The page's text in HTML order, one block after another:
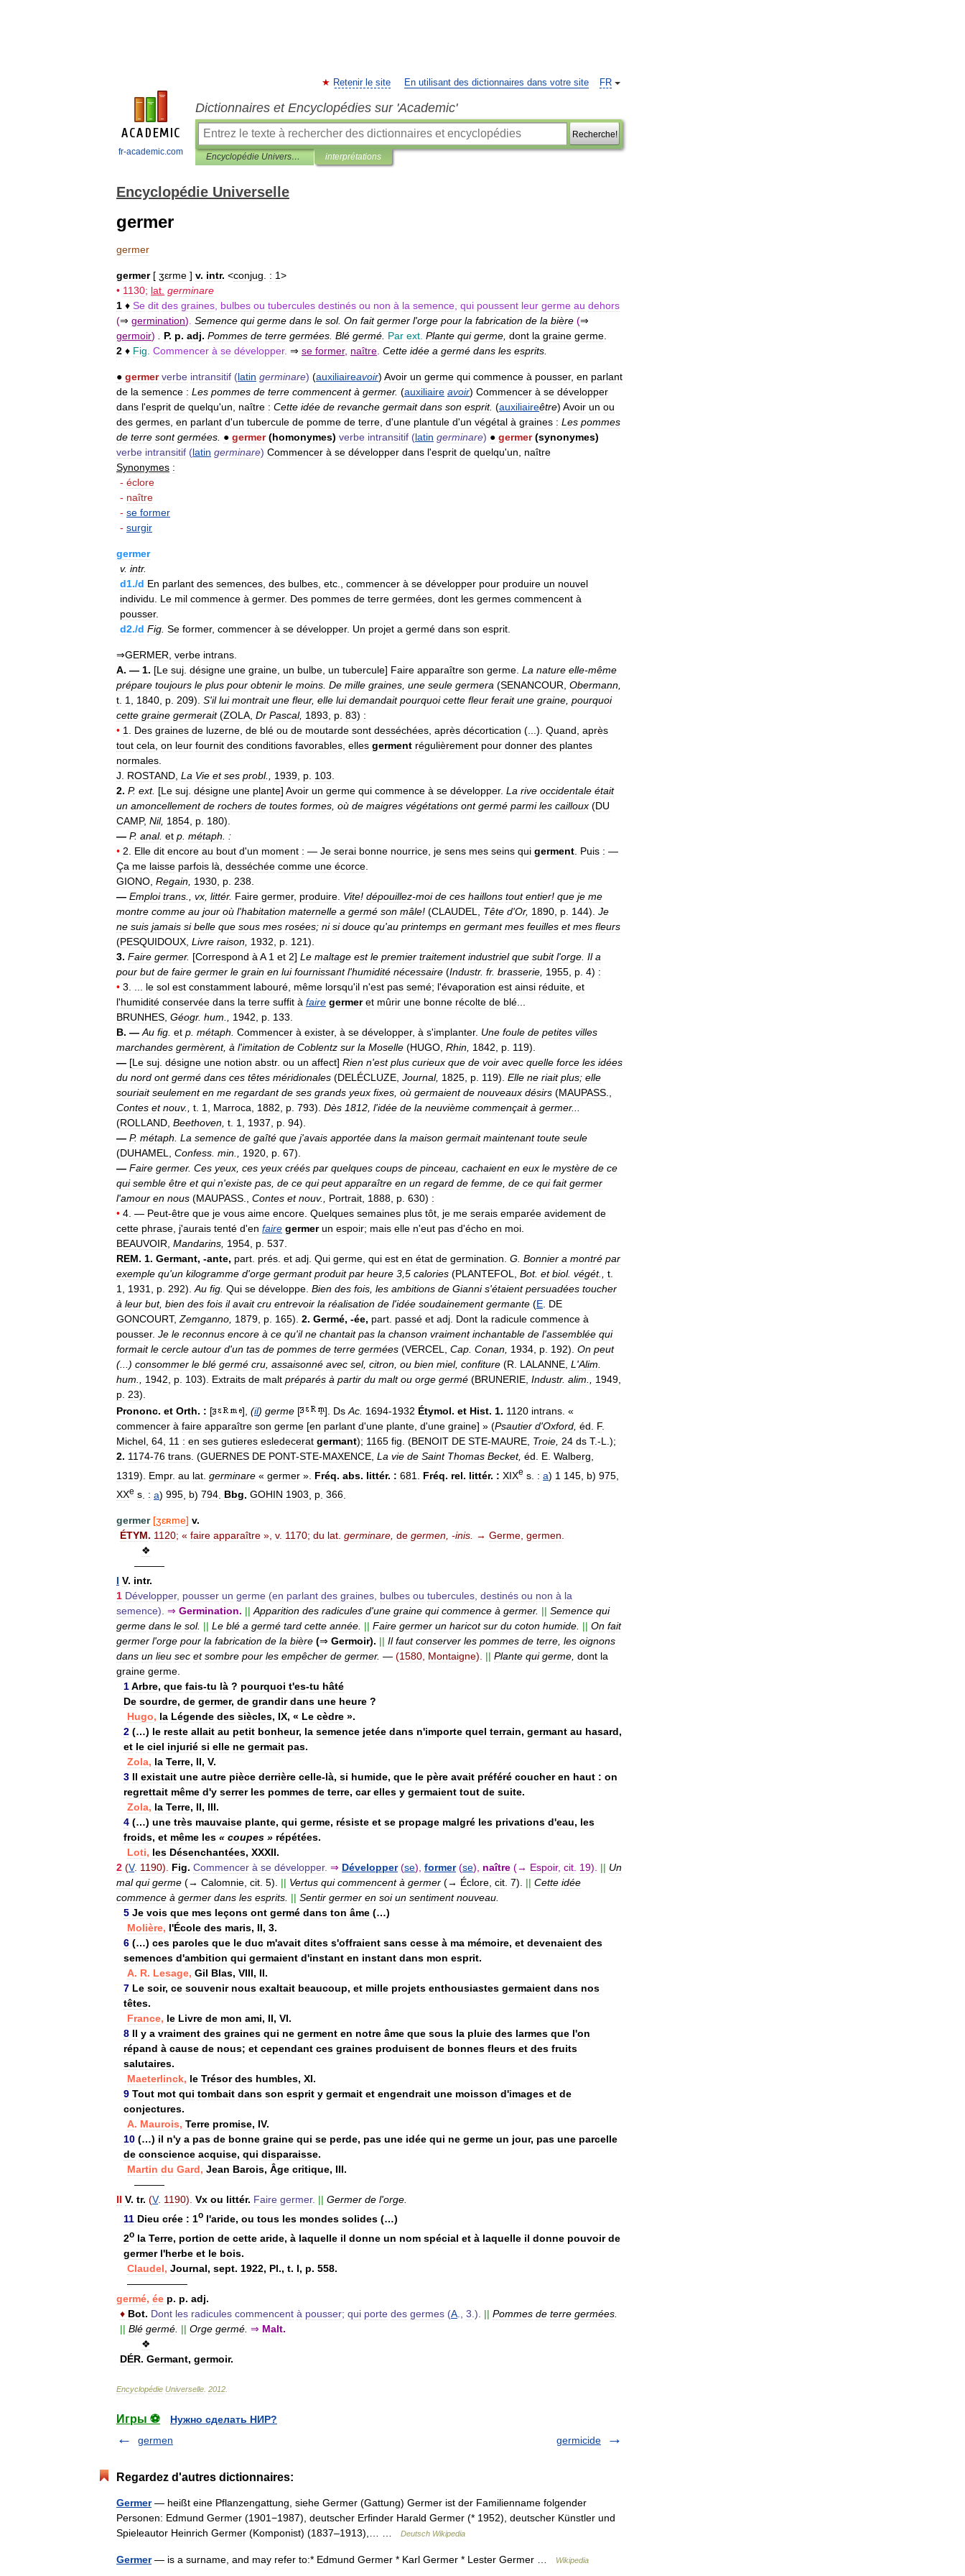
fr-academic.com
FR
Retenir le site En utilisant des dictionnaires dans votre site
Dictionnaires et Encyclopédies sur 'Academic'
Recherche!
Encyclopédie Universelle interprétations
Encyclopédie Universelle
germer
germer
germer[ ʒɛrme ] v. intr. <conjug : 1>
• 1130; lat germinare
1 ♦ Se dit des graines bulbes ou tubercules destinés ou non à la semence qui poussent leur germe au dehors
(⇒ germination) Semence qui germe dans le sol. On fait germer l'orge pour la fabrication de la bière (⇒
germoir) P. p. adj. Pommes de terre germées Blé germé Par ext Plante qui germe dont la graine germe
2 ♦ Fig Commencer à se développer. ⇒ se former, naître Cette idée a germé dans les esprits
● germer verbe intransitif (latin germinare) (auxiliaireavoir) Avoir un germe qui commence à pousser, en parlant
de la semence : Les pommes de terre commencent à germer. (auxiliaire avoir) Commencer à se développer
dans l'esprit de quelqu'un naître : Cette idée de revanche germait dans son esprit. (auxiliaireêtre) Avoir un ou
des germes en parlant d'un tubercule de pomme de terre d'une plantule d'un végétal à graines : Les pommes
de terre sont germées ● germer(homonymes) verbe intransitif (latin germinare) ● germer(synonymes)
verbe intransitif (latin germinare) Commencer à se développer dans l'esprit de quelqu'un
naître
Synonymes :
- éclore
- naître
- se former
- surgir
germer
v. intr.
d1./d En parlant des semences des bulbes etc commencer à se développer pour produire un nouvel
individu
Le mil commence à germer. Des pommes de terre germées dont les germes commencent à
pousser.
d2./d Fig Se former, commencer à se développer. Un projet a germé dans son esprit
⇒GERMER verbe intrans
A. — 1. [Le suj désigne une graine un bulbe un tubercule] Faire apparaître son germe La nature elle-même
prépare toujours le plus pour obtenir le moins De mille graines une seule germera (SENANCOUR Obermann
t 1 1840 p 209). S'il lui montrait une fleur, elle lui demandait pourquoi cette fleur ferait une graine pourquoi
cette graine germerait (ZOLA Dr Pascal, 1893 p 83) :
• 1 Des graines de luzerne de blé ou de moutarde sont desséchées après décortication (...). Quand après
tout cela on leur fournit des conditions favorables elles germent régulièrement pour donner des plantes
normales
J
ROSTAND La Vie et ses probl., 1939 p 103
2. P. ext. [Le suj désigne une plante] Avoir un germe qui commence à se développer. La rive occidentale était
un amoncellement de rochers de toutes formes où de maigres végétations ont germé parmi les cailloux (DU
CAMP, Nil, 1854 p 180).
— P. anal. et p métaph
:
• 2 Elle dit encore au bout d'un moment : — Je serai bonne nourrice je sens mes seins qui germent Puis : —
Ça me laisse parfois là desséchée comme une écorce
GIONO Regain 1930 p 238
— Emploi trans vx littér. Faire germer, produire Vite! dépouillez-moi de ces haillons tout entier! que je me
montre comme au jour où l'habitation maternelle a germé son mâle! (CLAUDEL Tête d'Or, 1890 p 144). Je
ne suis jamais si belle que sous mes rosées; ni si douce qu'au printemps en germant mes feuilles et mes fleurs
(PESQUIDOUX Livre raison 1932 p 121).
3. Faire germer. [Correspond à A 1 et 2] Le maltage est le premier traitement industriel que subit l'orge Il a
pour but de faire germer le grain en lui fournissant l'humidité nécessaire (Industr. fr. brasserie 1955 p 4) :
• 3 le sol est constamment labouré même lorsqu'il n'est pas semé; l'évaporation est ainsi réduite et
l'humidité conservée dans la terre suffit à faire germer et mûrir une bonne récolte de blé
BRUNHES Géogr. hum 1942 p 133
B. — Au fig et p métaph Commencer à exister, à se développer, à s'implanter. Une foule de petites villes
marchandes germèrent, à l'imitation de Coblentz sur la Moselle (HUGO Rhin 1842 p 119).
— [Le suj désigne une notion abstr. ou un affect] Rien n'est plus curieux que de voir avec quelle force les idées
du nord ont germé dans ces têtes méridionales (DELÉCLUZE Journal, 1825 p 119). Elle ne riait plus; elle
souriait seulement en me regardant de ses grands yeux fixes où germaient de nouveaux désirs (MAUPASS
Contes et nouv., t 1 Marroca 1882 p 793). Dès 1812 l'idée de la neuvième commençait à germer...
(ROLLAND Beethoven t 1 1937 p 94).
— P. métaph La semence de gaîté que j'avais apportée dans la maison germait maintenant toute seule
(DUHAMEL Confess min 1920 p 67).
— Faire germer. Ces yeux ces yeux créés par quelques coups de pinceau cachaient en eux le mystère de ce
qui semble être et qui n'existe pas de ce qui peut apparaître en un regard de femme de ce qui fait germer
l'amour en nous (MAUPASS Contes et nouv., Portrait 1888 p 630) :
• 4 . — Peut-être que je vous aime encore Quelques semaines plus tôt je me serais emparée avidement de
cette phrase j'aurais tenté d'en faire germer un espoir; mais elle n'eut pas d'écho en moi
BEAUVOIR Mandarins 1954 p 537
REM. 1. Germant, -ante, part prés et adj Qui germe qui est en état de germination G Bonnier a montré par
exemple qu'un kilogramme d'orge germant produit par heure 3 5 calories (PLANTEFOL Bot. et biol. végét., t
1
1931 p 292). Au fig Qui se développe Bien des fois les ambitions de Gianni s'étaient persuadées toucher
à leur but, bien des fois il avait cru entrevoir la réalisation de l'idée soudainement germante (E DE
GONCOURT, Zemganno 1879 p 165). 2. Germé, -ée, part passé et adj Dont la radicule commence à
pousser. Je le reconnus encore à ce qu'il ne chantait pas la chanson vraiment inchantable de l'assemblée qui
formait le cercle autour d'un tas de pommes de terre germées (VERCEL Cap Conan 1934 p 192). On peut
(...) consommer le blé germé cru assaisonné avec sel, citron ou bien miel, confiture (R LALANNE L 'Alim
hum
1942 p 103). Extraits de malt préparés à partir du malt ou orge germé (BRUNERIE Industr. alim 1949
p 23).
Prononc. et Orth. : [ ], (il) germe [ ]. Ds Ac 1694-1932 Étymol. et Hist. 1. 1120 intrans . «
commencer à faire apparaître son germe [en parlant d'une plante d'une graine] » (Psautier d'Oxford éd F.
Michel 64 11 : en ses gutieres esledecerat germant); 1165 fig . (BENOIT DE STE-MAURE Troie 24 ds T.-L .);
2. 1174-76 trans . (GUERNES DE PONT-STE-MAXENCE La vie de Saint Thomas Becket, éd E Walberg
1319). Empr. au lat germinare « germer ». Fréq. abs. littér. : 681 Fréq. rel. littér. : XIXe s : a) 1 145 b) 975
XXe s : a) 995 b) 794 Bbg. GOHIN 1903 p 366
germer [ʒɛʀme] v.
ÉTYM. 1120; « faire apparaître », v. 1170; du lat. germinare, de germen, -inis. → Germe, germen.
❖
———
I V. intr.
1 Développer, pousser un germe (en parlant des graines, bulbes ou tubercules, destinés ou non à la
semence). ⇒ Germination. || Apparition des radicules d'une graine qui commence à germer. || Semence qui
germe dans le sol. || Le blé a germé tard cette année. || Faire germer un haricot sur du coton humide. || On fait
germer l'orge pour la fabrication de la bière (⇒ Germoir). || Il faut conserver les pommes de terre, les oignons
dans un lieu sec et sombre pour les empêcher de germer. — (1580, Montaigne). || Plante qui germe, dont la
graine germe.
1Arbre, que fais-tu là ? pourquoi t'es-tu hâté
De sourdre, de germer, de grandir dans une heure ?
Hugo, la Légende des siècles, IX, « Le cèdre ».
2 (…) le reste allait au petit bonheur, la semence jetée dans n'importe quel terrain, germant au hasard,
et le ciel injurié si elle ne germait pas.
Zola, la Terre, II, V.
3 Il existait une autre pièce derrière celle-là, si humide, que le père avait préféré coucher en haut : on
regrettait même d'y serrer les pommes de terre, car elles y germaient tout de suite.
Zola, la Terre, II, III.
4 (…) une très mauvaise plante, qui germe, résiste et se propage malgré les privations d'eau, les
froids, et même les « coupes » répétées.
Loti, les Désenchantées, XXXII.
2 (V. 1190). Fig. Commencer à se développer. ⇒ Développer (se), former (se), naître (→ Espoir, cit. 19). || Un
mal qui germe (→ Calomnie, cit. 5). || Vertus qui commencent à germer (→ Éclore, cit. 7). || Cette idée
commence à germer dans les esprits. || Sentir germer en soi un sentiment nouveau.
5 Je vois que mes leçons ont germé dans ton âme (…)
Molière, l'École des maris, II, 3.
6 (…) ces paroles que le duc m'avait dites s'offraient sans cesse à ma mémoire, et devenaient des
semences d'ambition qui germaient d'instant en instant dans mon esprit.
A. R. Lesage, Gil Blas, VIII, II.
7 Le soir, ce souvenir nous exaltait beaucoup, et mille projets enthousiastes germaient dans nos
têtes.
France, le Livre de mon ami, II, VI.
8 Il y a vraiment des graines qui ne germent en notre âme que sous la pluie des larmes que l'on
répand à cause de nous; et cependant ces graines produisent de bonnes fleurs et des fruits
salutaires.
Maeterlinck, le Trésor des humbles, XI.
9 Tout mot qui tombait dans son esprit y germait et engendrait une moisson d'images et de
conjectures.
A. Maurois, Terre promise, IV.
10 (…) il n'y a pas de bonne graine qui se perde, pas une idée qui ne germe un jour, pas une parcelle
de conscience acquise, qui disparaisse.
Martin du Gard, Jean Barois, Âge critique, III.
———
II V. tr. (V. 1190). Vx ou littér. Faire germer. || Germer de l'orge.
11 Dieu crée : 1o l'aride, ou tous les mondes solides (…)
2o la Terre, portion de cette aride, à laquelle il donne un nom spécial et à laquelle il donne pouvoir de
germer l'herbe et le bois.
Claudel, Journal, sept. 1922, Pl., t. I, p. 558.
——————
germé, ée p. p. adj.
♦ Bot. Dont les radicules commencent à pousser; qui porte des germes (A 3 .). || Pommes de terre germées
|| Blé germé || Orge germé ⇒ Malt.
❖
DÉR. Germant, germoir.
Encyclopédie Universelle 2012
Игры ⚽
Нужно сделать НИР?
germen
germicide
Regardez d'autres dictionnaires:
Germer— heißt eine Pflanzengattung, siehe Germer (Gattung) Germer ist der Familienname folgender
Personen: Edmund Germer (1901−1987), deutscher Erfinder Harald Germer (* 1952), deutscher Künstler und
Spieleautor Heinrich Germer (Komponist) (1837–1913),… …
Deutsch Wikipedia
Germer— is a surname, and may refer to:* Edmund Germer * Karl Germer * Lester Germer … Wikipedia